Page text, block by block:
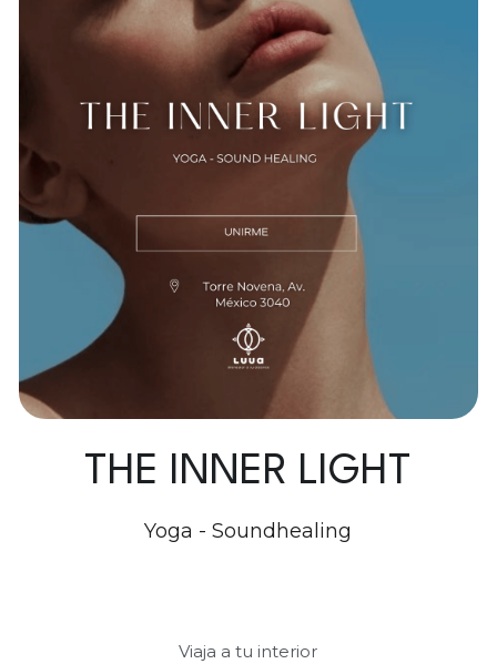
THE INNER LIGHT
Yoga - Soundhealing
Viaja a tu interior